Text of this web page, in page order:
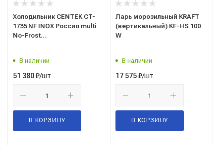
Холодильник CENTEK CT-
1735 NF INOX Россия multi
No-Frost
В наличии
51 380₽/шт
В КОРЗИНУ
Ларь морозильный KRAFT
(вертикальный) KF-HS 100
W
В наличии
17 575₽/шт
В КОРЗИНУ